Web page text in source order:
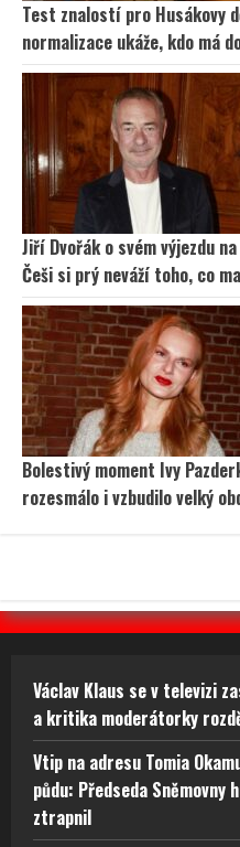
Test znalostí pro Husákovy
normalizace ukáže, kdo má
Jiří Dvořák o svém výjezdu
Češi si prý neváží toho, co
Bolestivý moment Ivy
rozesmálo i vzbudilo velký
Václav Klaus se v televizi
a kritika moderátorky
Vtip na adresu Tomia
půdu: Předseda Sněmovny
ztrapnil